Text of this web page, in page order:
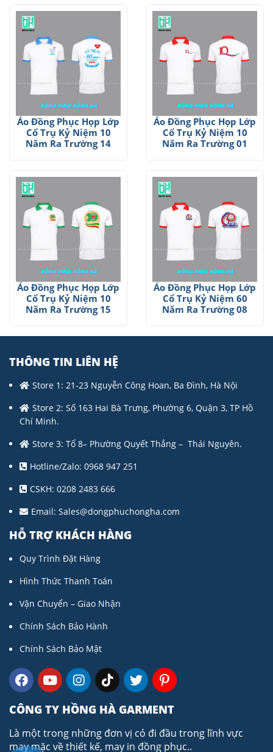
Áo Đồng Phục Họp Lớp
Cổ Trụ Kỷ Niệm 10
Năm Ra Trường 14
Áo Đồng Phục Họp Lớp
Cổ Trụ Kỷ Niệm 10
Năm Ra Trường 01
Áo Đồng Phục Họp Lớp
Cổ Trụ Kỷ Niệm 10
Năm Ra Trường 15
Áo Đồng Phục Họp Lớp
Cổ Trụ Kỷ Niệm 60
Năm Ra Trường 08
THÔNG TIN LIÊN HỆ
Store 1: 21-23 Nguyễn Công Hoan, Ba Đình, Hà Nội
Store 2: Số 163 Hai Bà Trưng, Phường 6, Quận 3, TP Hồ
Chí Minh.
Store 3: Tổ 8– Phường Quyết Thắng – Thái Nguyên.
Hotline/Zalo: 0968 947 251
CSKH: 0208 2483 666
Email: Sales@dongphuchongha.com
HỖ TRỢ KHÁCH HÀNG
Quy Trình Đặt Hàng
Hình Thức Thanh Toán
Vận Chuyển – Giao Nhận
Chính Sách Bảo Hành
Chính Sách Bảo Mật
CÔNG TY HỒNG HÀ GARMENT
Là một trong những đơn vị có đi đầu trong lĩnh vực
may mặc về thiết kế, may in đồng phục..